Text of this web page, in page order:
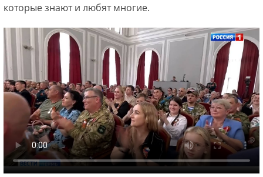
которые знают и любят многие.